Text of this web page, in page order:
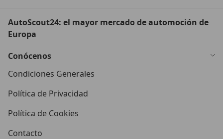
AutoScout24: el mayor mercado de automoción de
Europa
Conócenos
Condiciones Generales
Política de Privacidad
Política de Cookies
Contacto